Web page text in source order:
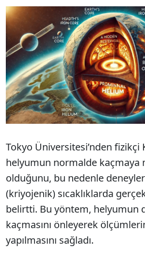
Tokyo Üniversitesi’nden fizikçi
helyumun normalde kaçmaya
olduğunu, bu nedenle
(kriyojenik) sıcaklıklarda
belirtti. Bu yöntem, helyumun
kaçmasını önleyerek
yapılmasını sağladı.